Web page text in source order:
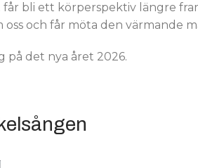
bli ett körperspektiv längre
och får möta den värmande
på det nya året 2026.